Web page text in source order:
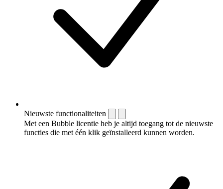
Nieuwste functionaliteiten
Met een Bubble licentie heb je altijd toegang tot de nieuwste
functies die met één klik geïnstalleerd kunnen worden.